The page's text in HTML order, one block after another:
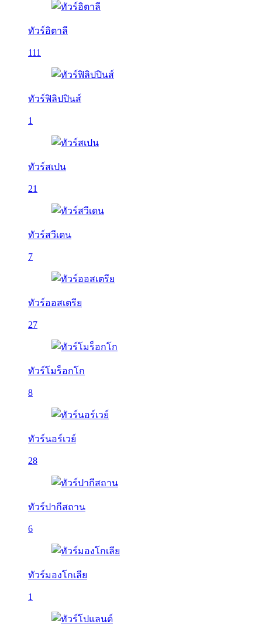
ทัวร์อิตาลี
111
ทัวร์ฟิลิปปินส์
1
ทัวร์สเปน
21
ทัวร์สวีเดน
7
ทัวร์ออสเตรีย
27
ทัวร์โมร็อกโก
8
ทัวร์นอร์เวย์
28
ทัวร์ปากีสถาน
6
ทัวร์มองโกเลีย
1